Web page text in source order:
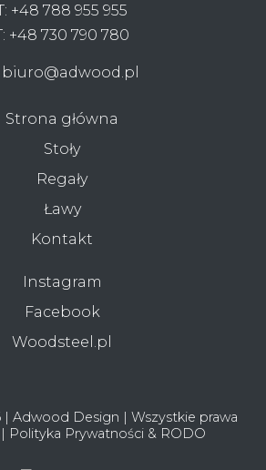
+48 788 955 955
+48 730 790 780
biuro@adwood.pl
Strona główna
Stoły
Regały
Ławy
Kontakt
Instagram
Facebook
Woodsteel.pl
Adwood Design | Wszystkie prawa
Polityka Prywatności & RODO